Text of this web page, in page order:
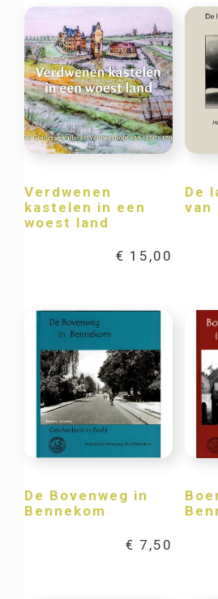
Verdwenen
kastelen in een
woest land
€ 15,00
De
van
De Bovenweg in
Bennekom
€ 7,50